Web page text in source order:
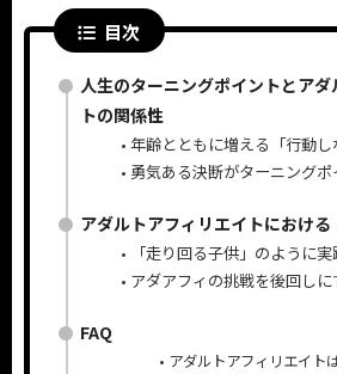
目次
人生のターニングポイントとア
トの関係性
年齢とともに増える「行動し
勇気ある決断がターニング
アダルトアフィリエイトにおけ
「走り回る子供」のように
アダアフィの挑戦を後回し
FAQ
アダルトアフィリエイト